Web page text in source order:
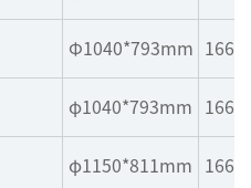
Φ1040*793mm
φ1040*793mm
φ1150*811mm